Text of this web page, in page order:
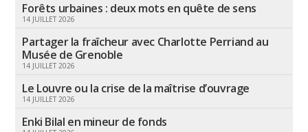
Forêts urbaines : deux mots en quête de sens
14 JUILLET 2026
Partager la fraîcheur avec Charlotte Perriand au
Musée de Grenoble
14 JUILLET 2026
Le Louvre ou la crise de la maîtrise d’ouvrage
14 JUILLET 2026
Enki Bilal en mineur de fonds